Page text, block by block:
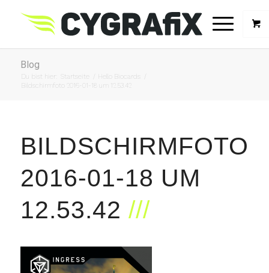
Blog
Du bist hier: Startseite Hello Biocards
Bildschirmfoto 2016-01-18 um 12.53.42
BILDSCHIRMFOTO
2016-01-18 UM
12.53.42